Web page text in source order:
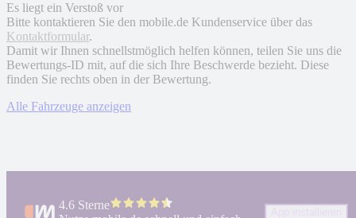
Es liegt ein Verstoß vor
Bitte kontaktieren Sie den mobile.de Kundenservice über das
Kontaktformular.
Damit wir Ihnen schnellstmöglich helfen können, teilen Sie uns die
Bewertungs-ID mit, auf die sich Ihre Beschwerde bezieht. Diese
finden Sie rechts oben in der Bewertung.
Alle Fahrzeuge anzeigen
4.6 Sterne